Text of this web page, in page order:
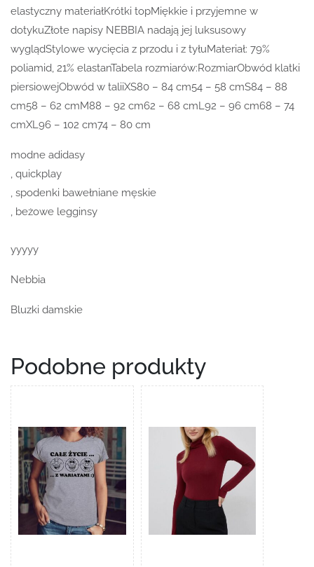
elastyczny materiałKrótki topMiękkie i przyjemne w
dotykuZłote napisy NEBBIA nadają jej luksusowy
wyglądStylowe wycięcia z przodu i z tyłuMateriał: 79%
poliamid, 21% elastanTabela rozmiarów:RozmiarObwód klatki
piersiowejObwód w taliiXS80 – 84 cm54 – 58 cmS84 – 88
cm58 – 62 cmM88 – 92 cm62 – 68 cmL92 – 96 cm68 – 74
cmXL96 – 102 cm74 – 80 cm
modne adidasy
, quickplay
, spodenki bawełniane męskie
, beżowe legginsy
yyyyy
Nebbia
Bluzki damskie
Podobne produkty